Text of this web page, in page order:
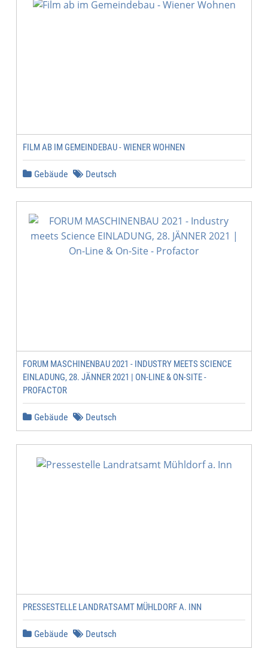
FILM AB IM GEMEINDEBAU - WIENER WOHNEN
Gebäude Deutsch
FORUM MASCHINENBAU 2021 - INDUSTRY MEETS SCIENCE
EINLADUNG, 28. JÄNNER 2021 | ON-LINE & ON-SITE -
PROFACTOR
Gebäude Deutsch
PRESSESTELLE LANDRATSAMT MÜHLDORF A. INN
Gebäude Deutsch